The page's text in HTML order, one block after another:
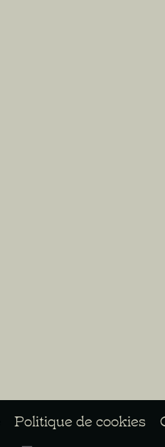
Politique de cookies